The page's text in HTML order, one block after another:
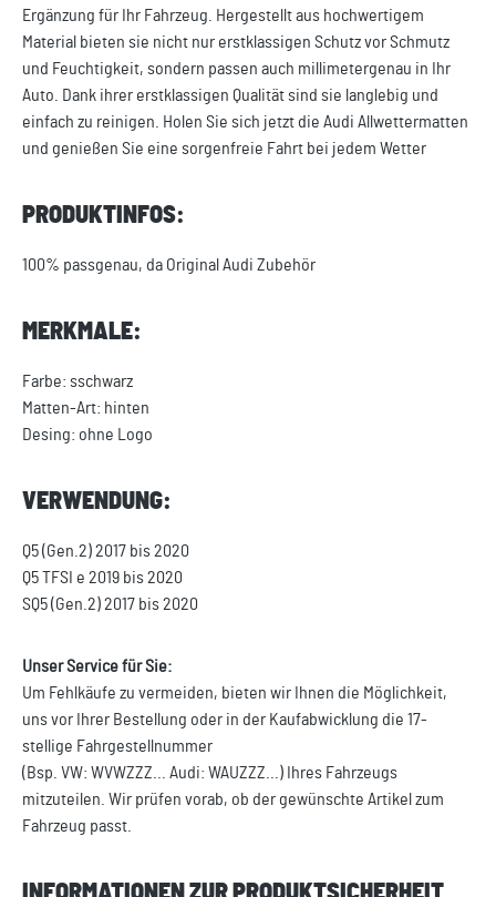
Ergänzung für Ihr Fahrzeug. Hergestellt aus hochwertigem
Material bieten sie nicht nur erstklassigen Schutz vor Schmutz
und Feuchtigkeit, sondern passen auch millimetergenau in Ihr
Auto. Dank ihrer erstklassigen Qualität sind sie langlebig und
einfach zu reinigen. Holen Sie sich jetzt die Audi Allwettermatten
und genießen Sie eine sorgenfreie Fahrt bei jedem Wetter
PRODUKTINFOS:
100% passgenau, da Original Audi Zubehör
MERKMALE:
Farbe: sschwarz
Matten-Art: hinten
Desing: ohne Logo
VERWENDUNG:
Q5 (Gen.2) 2017 bis 2020
Q5 TFSI e 2019 bis 2020
SQ5 (Gen.2) 2017 bis 2020
Unser Service für Sie:
Um Fehlkäufe zu vermeiden, bieten wir Ihnen die Möglichkeit,
uns vor Ihrer Bestellung oder in der Kaufabwicklung die 17-
stellige Fahrgestellnummer
(Bsp. VW: WVWZZZ... Audi: WAUZZZ...) Ihres Fahrzeugs
mitzuteilen. Wir prüfen vorab, ob der gewünschte Artikel zum
Fahrzeug passt.